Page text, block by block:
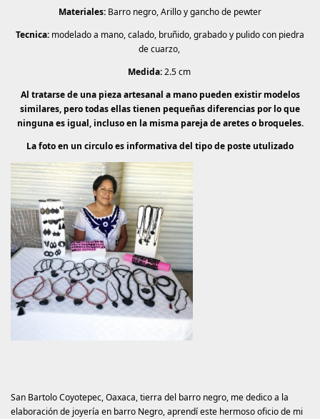
Materiales: Barro negro, Arillo y gancho de pewter
Tecnica: modelado a mano, calado, bruñido, grabado y pulido con piedra
de cuarzo,
Medida:2.5 cm
Al tratarse de una pieza artesanal a mano pueden existir modelos
similares, pero todas ellas tienen pequeñas diferencias por lo que
ninguna es igual, incluso en la misma pareja de aretes o broqueles.
La foto en un circulo es informativa del tipo de poste utulizado
San Bartolo Coyotepec, Oaxaca, tierra del barro negro, me dedico a la
elaboración de joyería en barro Negro, aprendí este hermoso oficio de mi